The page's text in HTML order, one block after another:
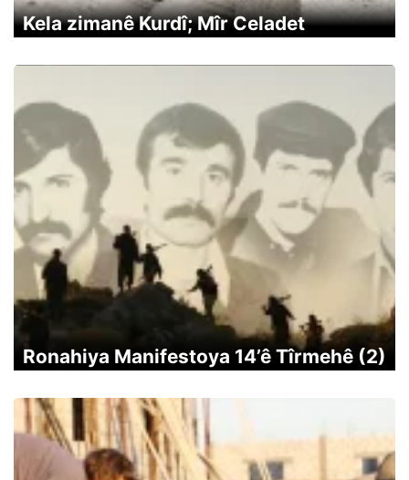
Kela zimanê Kurdî; Mîr Celadet
Ronahiya Manifestoya 14’ê Tîrmehê (2)